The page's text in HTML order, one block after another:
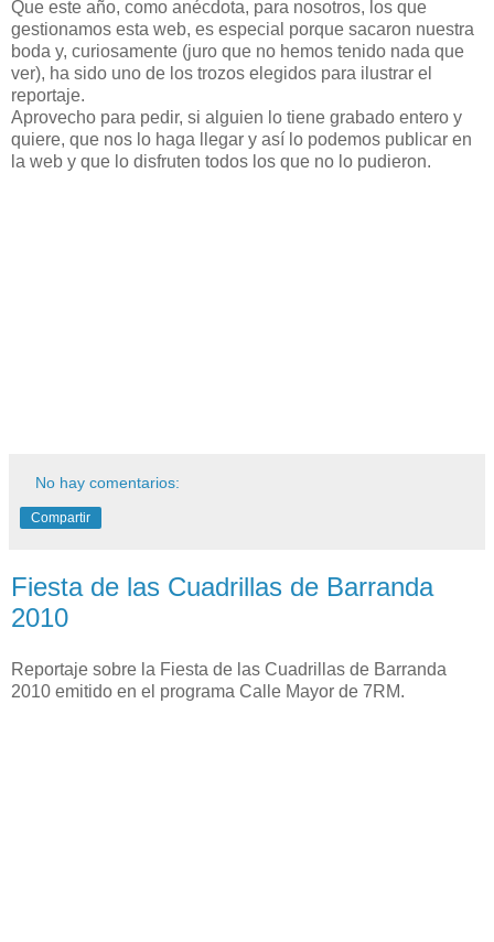
Que este año, como anécdota, para nosotros, los que
gestionamos esta web, es especial porque sacaron nuestra
boda y, curiosamente (juro que no hemos tenido nada que
ver), ha sido uno de los trozos elegidos para ilustrar el
reportaje.
Aprovecho para pedir, si alguien lo tiene grabado entero y
quiere, que nos lo haga llegar y así lo podemos publicar en
la web y que lo disfruten todos los que no lo pudieron.
No hay comentarios:
Compartir
Fiesta de las Cuadrillas de Barranda
2010
Reportaje sobre la Fiesta de las Cuadrillas de Barranda
2010 emitido en el programa Calle Mayor de 7RM.